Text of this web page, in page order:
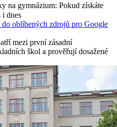
na gymnázium: Pokud získáte
i dnes
do oblíbených zdrojů pro Google
mezi první zásadní
škol a prověřují dosažené